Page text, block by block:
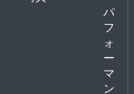
パ
フ
ォ
ー
マ
ン